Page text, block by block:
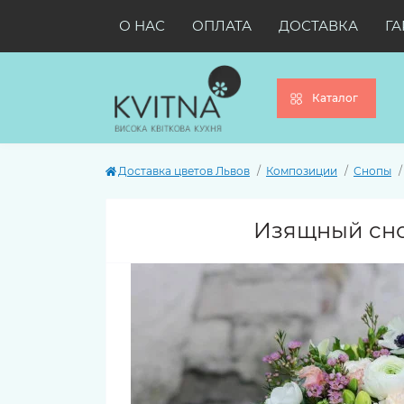
О НАС ОПЛАТА ДОСТАВКА
Каталог
Доставка цветов Львов Композиции Снопы
Изящный